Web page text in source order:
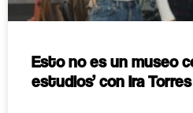
Esto no es un museo
estudios’ con Ira Torres